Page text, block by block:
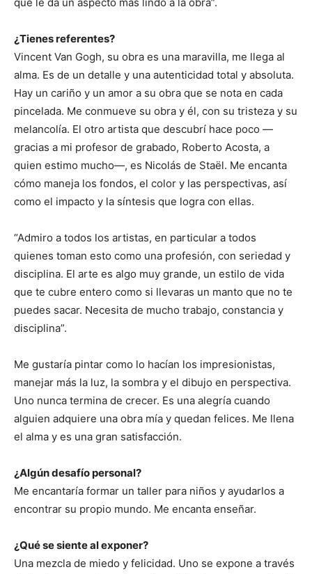
¿Tienes referentes?
Vincent Van Gogh, su obra es una maravilla, me llega al
alma. Es de un detalle y una autenticidad total y absoluta.
Hay un cariño y un amor a su obra que se nota en cada
pincelada. Me conmueve su obra y él, con su tristeza y su
melancolía. El otro artista que descubrí hace poco —
gracias a mi profesor de grabado, Roberto Acosta, a
quien estimo mucho—, es Nicolás de Staël. Me encanta
cómo maneja los fondos, el color y las perspectivas, así
como el impacto y la síntesis que logra con ellas.
“Admiro a todos los artistas, en particular a todos
quienes toman esto como una profesión, con seriedad y
disciplina. El arte es algo muy grande, un estilo de vida
que te cubre entero como si llevaras un manto que no te
puedes sacar. Necesita de mucho trabajo, constancia y
disciplina”.
Me gustaría pintar como lo hacían los impresionistas,
manejar más la luz, la sombra y el dibujo en perspectiva.
Uno nunca termina de crecer. Es una alegría cuando
alguien adquiere una obra mía y quedan felices. Me llena
el alma y es una gran satisfacción.
¿Algún desafío personal?
Me encantaría formar un taller para niños y ayudarlos a
encontrar su propio mundo. Me encanta enseñar.
¿Qué se siente al exponer?
Una mezcla de miedo y felicidad. Uno se expone a través